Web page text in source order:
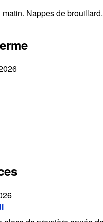
Nappes de brouillard.